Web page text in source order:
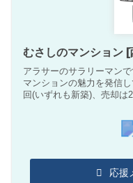
むさしのマンション [
アラサーのサラリーマン
マンションの魅力を発信
回(いずれも新築)、売却は
応援